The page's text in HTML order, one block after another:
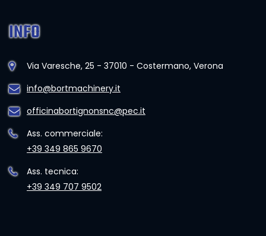
INFO
Via Varesche, 25 - 37010 - Costermano, Verona
info@bortmachinery.it
officinabortignonsnc@pec.it
Ass. commerciale:
+39 349 865 9670
Ass. tecnica:
+39 349 707 9502